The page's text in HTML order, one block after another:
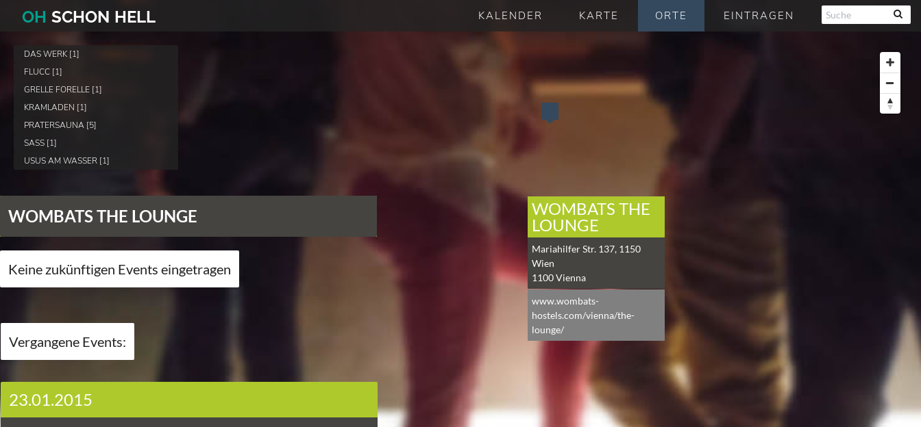
OH SCHON HELL KALENDER KARTE ORTE EINTRAGEN
DAS WERK [1]
FLUCC [1]
GRELLE FORELLE [1]
KRAMLADEN [1]
PRATERSAUNA [5]
SASS [1]
USUS AM WASSER [1]
WOMBATS THE LOUNGE
Keine zukünftigen Events eingetragen
Vergangene Events:
23.01.2015
WOMBATS THE
LOUNGE
Mariahilfer Str. 137, 1150
Wien
1100Vienna
www.wombats-
hostels.com/vienna/the-
lounge/